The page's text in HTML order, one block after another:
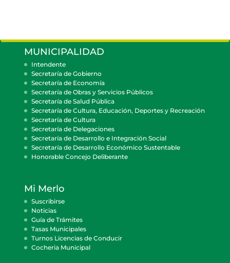
MUNICIPALIDAD
Intendente
Secretaría de Gobierno
Secretaría de Economía
Secretaría de Obras y Servicios Públicos
Secretaría de Salud Pública
Secretaría de Cultura, Educación, Deportes y Recreación
Secretaría de Cultura
Secretaría de Delegaciones
Secretaría de Desarrollo e Integración Social
Secretaría de Desarrollo Económico Sustentable
Honorable Concejo Deliberante
Mi Merlo
Suscribirse
Noticias
Guía de Trámites
Tasas Municipales
Turnos Licencias de Conducir
Cocheria Municipal